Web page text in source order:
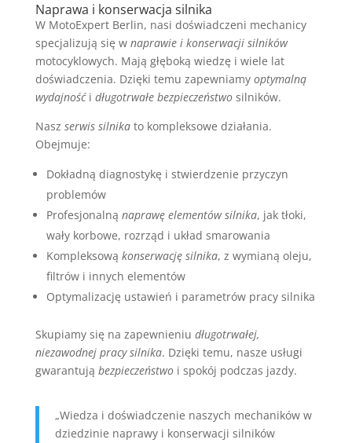
Naprawa i konserwacja silnika
W MotoExpert Berlin, nasi doświadczeni mechanicy
specjalizują się w naprawie i konserwacji silników
motocyklowych. Mają głęboką wiedzę i wiele lat
doświadczenia. Dzięki temu zapewniamy optymalną
wydajnośći długotrwałe bezpieczeństwosilników.
Nasz serwis silnikato kompleksowe działania.
Obejmuje:
Dokładną diagnostykę i stwierdzenie przyczyn
problemów
Profesjonalną naprawę elementów silnika, jak tłoki,
wały korbowe, rozrząd i układ smarowania
Kompleksową konserwację silnika, z wymianą oleju,
filtrów i innych elementów
Optymalizację ustawień i parametrów pracy silnika
Skupiamy się na zapewnieniu długotrwałej,
niezawodnej pracy silnika. Dzięki temu, nasze usługi
gwarantują bezpieczeństwoi spokój podczas jazdy.
„Wiedza i doświadczenie naszych mechaników w
dziedzinie naprawy i konserwacji silników